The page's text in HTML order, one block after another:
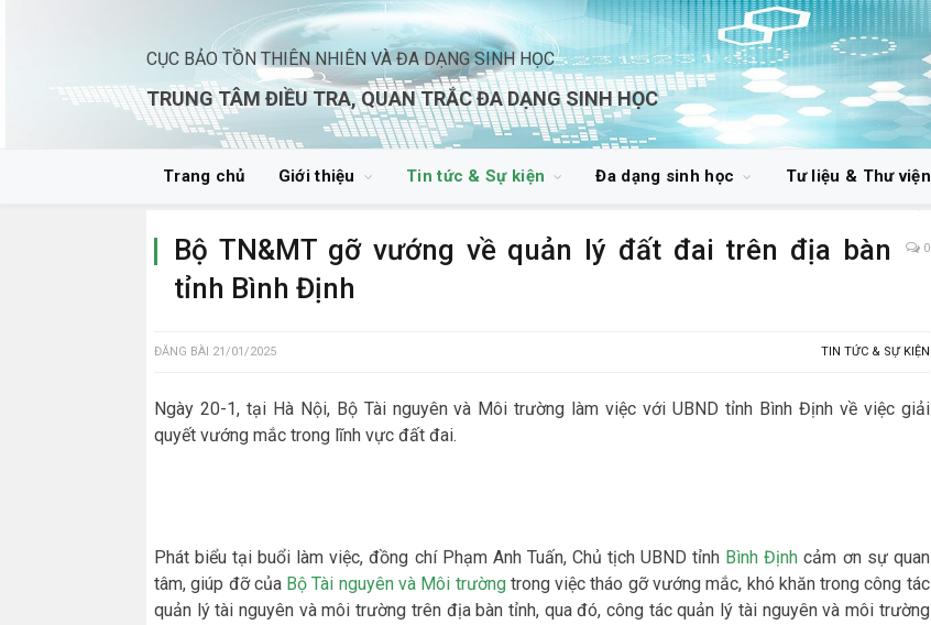
CỤC BẢO TỒN THIÊN NHIÊN VÀ ĐA DẠNG SINH HỌC
TRUNG TÂM ĐIỀU TRA, QUAN TRẮC ĐA DẠNG SINH HỌC
Trang chủ Giới thiệu Tin tức & Sự kiện Đa dạng sinh học Tư liệu & Thư viện
Bộ TN&MT gỡ vướng về quản lý đất đai trên địa bàn
tỉnh Bình Định
0
ĐĂNG BÀI 21/01/2025 TIN TỨC & SỰ KIỆN
Ngày 20-1, tại Hà Nội, Bộ Tài nguyên và Môi trường làm việc với UBND tỉnh Bình Định về việc giải
quyết vướng mắc trong lĩnh vực đất đai.
Phát biểu tại buổi làm việc, đồng chí Phạm Anh Tuấn, Chủ tịch UBND tỉnh Bình Định cảm ơn sự quan
tâm, giúp đỡ của Bộ Tài nguyên và Môi trườngtrong việc tháo gỡ vướng mắc, khó khăn trong công tác
quản lý tài nguyên và môi trường trên địa bàn tỉnh, qua đó, công tác quản lý tài nguyên và môi trường